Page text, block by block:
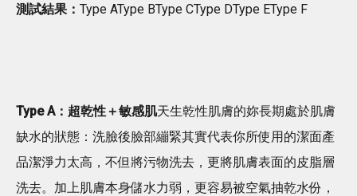
測試結果： Type AType BType CType DType EType F
Type A：超乾性＋敏感肌天生乾性肌膚的妳長期處於肌膚
缺水的狀態：洗臉後臉部繃緊其實代表你所使用的潔面產
品潔淨力太高，不但將污物洗去，更將肌膚表面的皮脂層
洗去。加上肌膚本身儲水力弱，更容易被空氣抽乾水份，